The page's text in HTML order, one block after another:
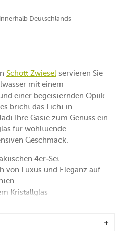
Deutschlands
Schott Zwiesel servieren Sie
mit einem
einer begeisternden Optik.
bricht das Licht in
Ihre Gäste zum Genuss ein.
für wohltuende
Geschmack.
4er-Set
von Luxus und Eleganz auf
Kristallglas
Präzision